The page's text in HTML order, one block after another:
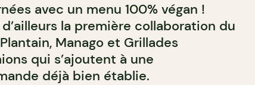
avec un menu 100% végan !
la première collaboration du
Manago et Grillades
qui s’ajoutent à une
déjà bien établie.